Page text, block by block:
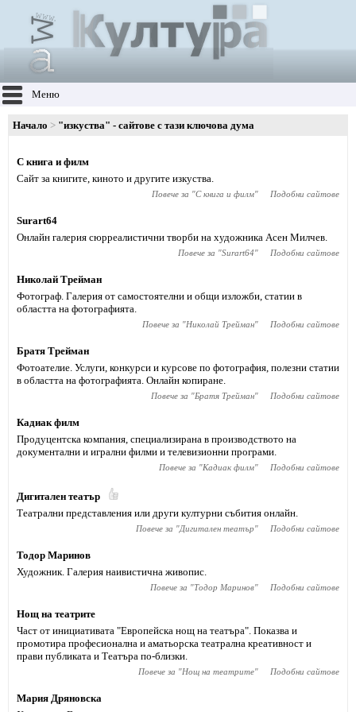
Меню
Начало "изкуства" - сайтове с тази ключова дума
С книга и филм
Сайт за книгите, киното и другите изкуства.
Повече за "С книга и филм" Подобни сайтове
Surart64
Онлайн галерия сюрреалистични творби на художника Асен Милчев.
Повече за "Surart64" Подобни сайтове
Николай Трейман
Фотограф. Галерия от самостоятелни и общи изложби, статии в
областта на фотографията.
Повече за "Николай Трейман" Подобни сайтове
Братя Трейман
Фотоателие. Услуги, конкурси и курсове по фотография, полезни статии
в областта на фотографията. Онлайн копиране.
Повече за "Братя Трейман" Подобни сайтове
Кадиак филм
Продуцентска компания, специализирана в производството на
документални и игрални филми и телевизионни програми.
Повече за "Кадиак филм" Подобни сайтове
Дигитален театър
Театрални представления или други културни събития онлайн.
Повече за "Дигитален театър" Подобни сайтове
Тодор Маринов
Художник. Галерия наивистична живопис.
Повече за "Тодор Маринов" Подобни сайтове
Нощ на театрите
Част от инициативата "Европейска нощ на театъра". Показва и
промотира професионална и аматьорска театрална креативност и
прави публиката и Театъра по-близки.
Повече за "Нощ на театрите" Подобни сайтове
Мария Дряновска